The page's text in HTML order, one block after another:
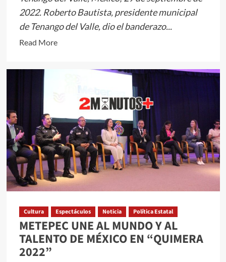
2022. Roberto Bautista, presidente municipal
de Tenango del Valle, dio el banderazo...
Read MoreRead
Bautista
el
inicio
de
la
obra
pavimentación
de
calle
en
Santiaguito
Cuaxustenco
Cultura Espectáculos Noticia Política Estatal
METEPEC UNE AL MUNDO Y AL
TALENTO DE MÉXICO EN “QUIMERA
2022”